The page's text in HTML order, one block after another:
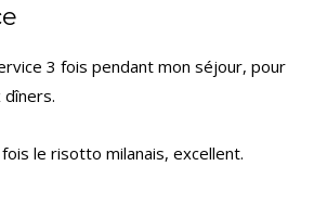
3 fois pendant mon séjour, pour
fois le risotto milanais, excellent.